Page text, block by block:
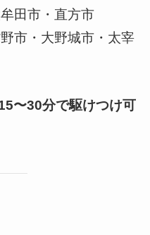
田市・直方市
市・大野城市・太宰
〜30分で駆けつけ可